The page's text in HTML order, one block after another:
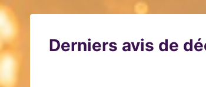
Derniers avis de